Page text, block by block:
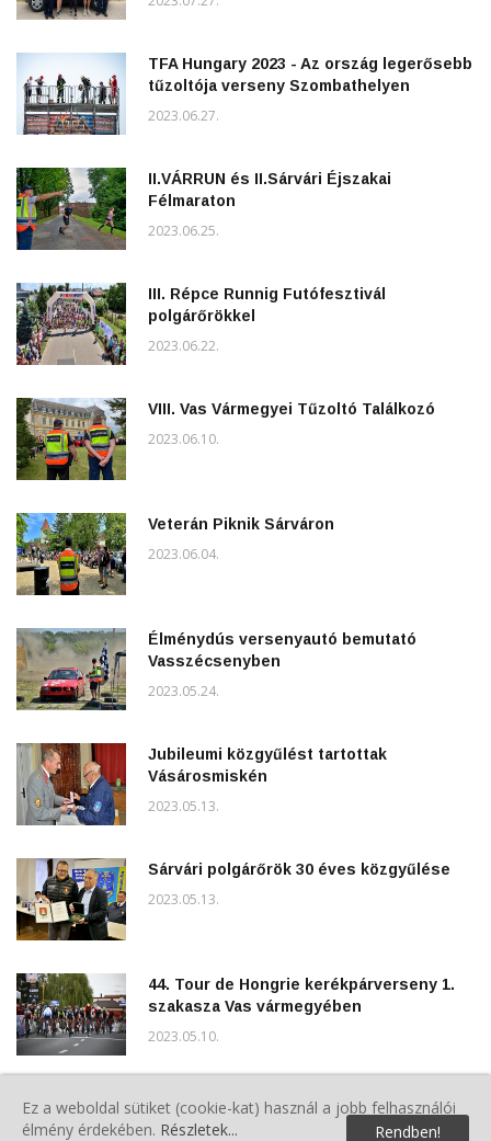
TFA Hungary 2023 - Az ország legerősebb
tűzoltója verseny Szombathelyen
2023.06.27.
II.VÁRRUN és II.Sárvári Éjszakai
Félmaraton
2023.06.25.
III. Répce Runnig Futófesztivál
polgárőrökkel
2023.06.22.
VIII. Vas Vármegyei Tűzoltó Találkozó
2023.06.10.
Veterán Piknik Sárváron
2023.06.04.
Élménydús versenyautó bemutató
Vasszécsenyben
2023.05.24.
Jubileumi közgyűlést tartottak
Vásárosmiskén
2023.05.13.
Sárvári polgárőrök 30 éves közgyűlése
2023.05.13.
44. Tour de Hongrie kerékpárverseny 1.
szakasza Vas vármegyében
2023.05.10.
Villanyoszlopok dőltek ki Csepregen
2023.03.27.
Ez a weboldal sütiket (cookie-kat) használ a jobb felhasználói
élmény érdekében. Részletek... Rendben!